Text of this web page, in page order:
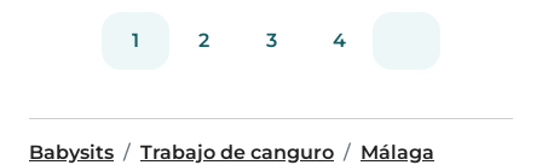
1 2 3 4
Babysits Trabajo de canguro Málaga